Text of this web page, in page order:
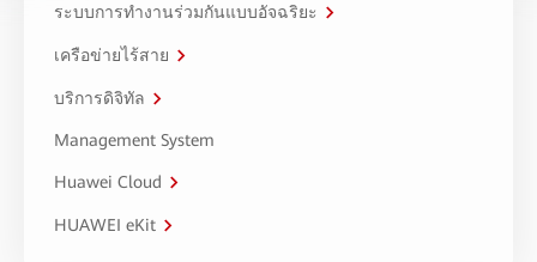
ระบบการทำงานร่วมกันแบบอัจฉริยะ
เครือข่ายไร้สาย
บริการดิจิทัล
Management System
Huawei Cloud
HUAWEI eKit